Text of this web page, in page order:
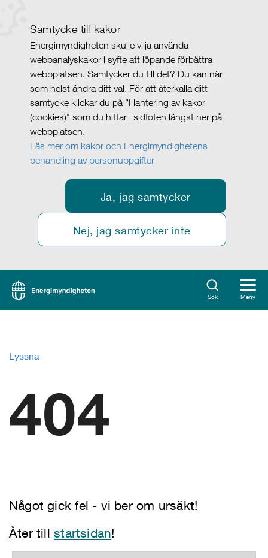
Samtycke till kakor
Energimyndigheten skulle vilja använda
webbanalyskakor i syfte att löpande förbättra
webbplatsen. Samtycker du till det? Du kan när
som helst ändra ditt val. För att återkalla ditt
samtycke klickar du på ”Hantering av kakor
(cookies)" som du hittar i sidfoten längst ner på
webbplatsen.
Läs mer om kakor och Energimyndighetens
behandling av personuppgifter
Ja, jag samtycker
Nej, jag samtycker inte
Sök Meny
Lyssna
404
Något gick fel - vi ber om ursäkt!
Åter tillstartsidan!